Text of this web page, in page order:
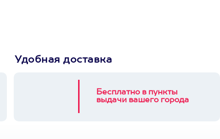
Удобная доставка
Бесплатно в пункты
выдачи вашего города